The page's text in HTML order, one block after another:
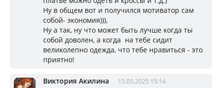
Ну в общем вот и получился мотиватор сам
собой- экономия))),
Ну а так, ну что может быть лучше когда ты
собой доволен, а когда на тебе сидит
великолепно одежда, что тебе нравиться - это
приятно!
Виктория Акилина 15.05.2025 15:14